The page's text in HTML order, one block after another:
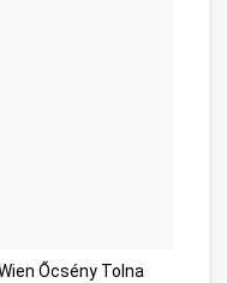
Őcsény Tolna